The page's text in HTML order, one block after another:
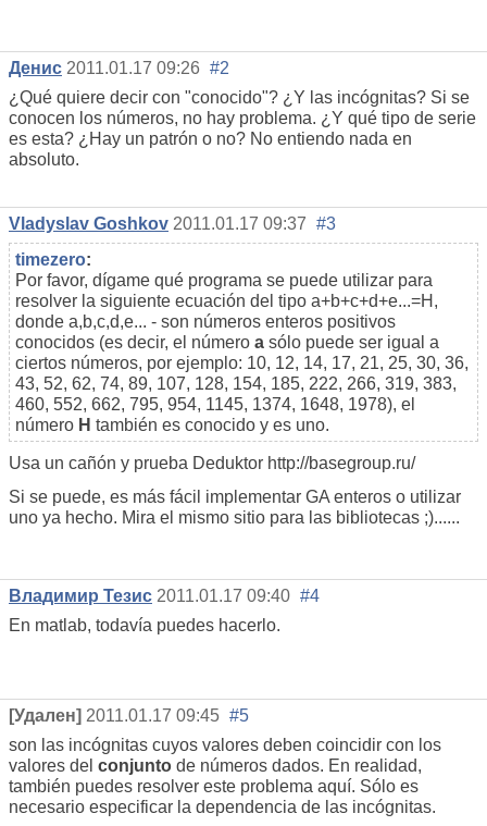
Денис 2011.01.17 09:26 #2
¿Qué quiere decir con "conocido"? ¿Y las incógnitas? Si se
conocen los números, no hay problema. ¿Y qué tipo de serie
es esta? ¿Hay un patrón o no? No entiendo nada en
absoluto.
Vladyslav Goshkov 2011.01.17 09:37 #3
timezero:
Por favor, dígame qué programa se puede utilizar para
resolver la siguiente ecuación del tipo a+b+c+d+e...=H,
donde a,b,c,d,e... - son números enteros positivos
conocidos (es decir, el número a sólo puede ser igual a
ciertos números, por ejemplo: 10, 12, 14, 17, 21, 25, 30, 36,
43, 52, 62, 74, 89, 107, 128, 154, 185, 222, 266, 319, 383,
460, 552, 662, 795, 954, 1145, 1374, 1648, 1978), el
número H también es conocido y es uno.
Usa un cañón y prueba Deduktor http://basegroup.ru/
Si se puede, es más fácil implementar GA enteros o utilizar
uno ya hecho. Mira el mismo sitio para las bibliotecas ;)......
Владимир Тезис 2011.01.17 09:40 #4
En matlab, todavía puedes hacerlo.
[Удален] 2011.01.17 09:45 #5
son las incógnitas cuyos valores deben coincidir con los
valores del conjunto de números dados. En realidad,
también puedes resolver este problema aquí. Sólo es
necesario especificar la dependencia de las incógnitas.